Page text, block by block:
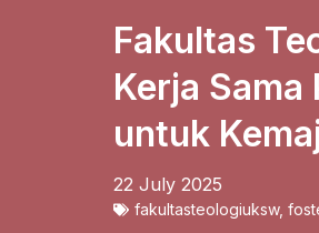
Fakultas
Kerja
untuk
22 July 2025
fakultasteologiuksw,